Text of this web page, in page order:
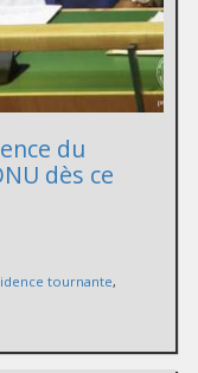
du
dès ce
tournante,